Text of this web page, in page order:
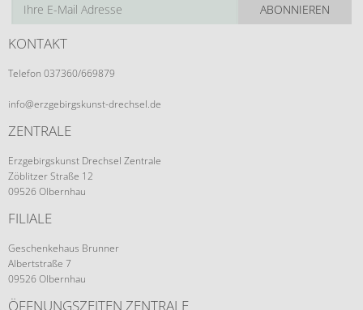
ABONNIEREN
KONTAKT
Telefon 037360/669879
info@erzgebirgskunst-drechsel.de
ZENTRALE
Erzgebirgskunst Drechsel Zentrale
Zöblitzer Straße 12
09526 Olbernhau
FILIALE
Geschenkehaus Brunner
Albertstraße 7
09526 Olbernhau
ÖFFNUNGSZEITEN ZENTRALE